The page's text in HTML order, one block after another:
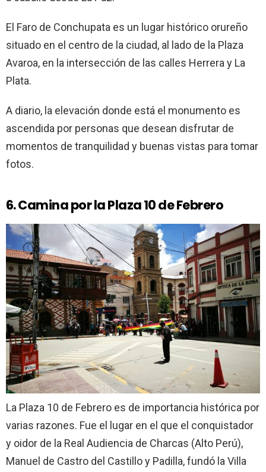
El Faro de Conchupata es un lugar histórico orureño
situado en el centro de la ciudad, al lado de la Plaza
Avaroa, en la intersección de las calles Herrera y La
Plata.
A diario, la elevación donde está el monumento es
ascendida por personas que desean disfrutar de
momentos de tranquilidad y buenas vistas para tomar
fotos.
6. Camina por la Plaza 10 de Febrero
La Plaza 10 de Febrero es de importancia histórica por
varias razones. Fue el lugar en el que el conquistador
y oidor de la Real Audiencia de Charcas (Alto Perú),
Manuel de Castro del Castillo y Padilla, fundó la Villa